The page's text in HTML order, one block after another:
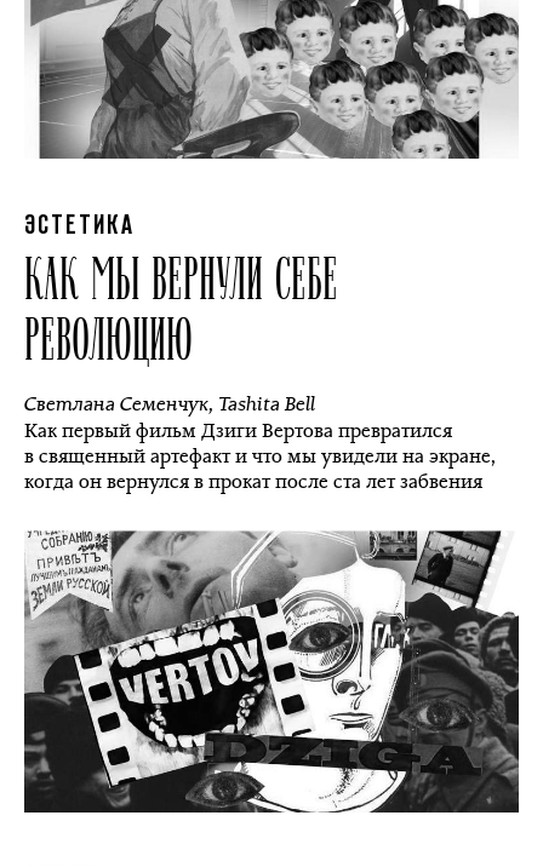
ЭСТЕТИКА
КАК МЫ ВЕРНУЛИ СЕБЕ
РЕВОЛЮЦИЮ
Светлана Семенчук, Tashita Bell
Как первый фильм Дзиги Вертова превратился
в священный артефакт и что мы увидели на экране,
когда он вернулся в прокат после ста лет забвения